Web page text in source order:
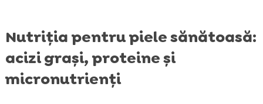
Nutriția pentru piele sănătoasă:
acizi grași, proteine și
micronutrienți